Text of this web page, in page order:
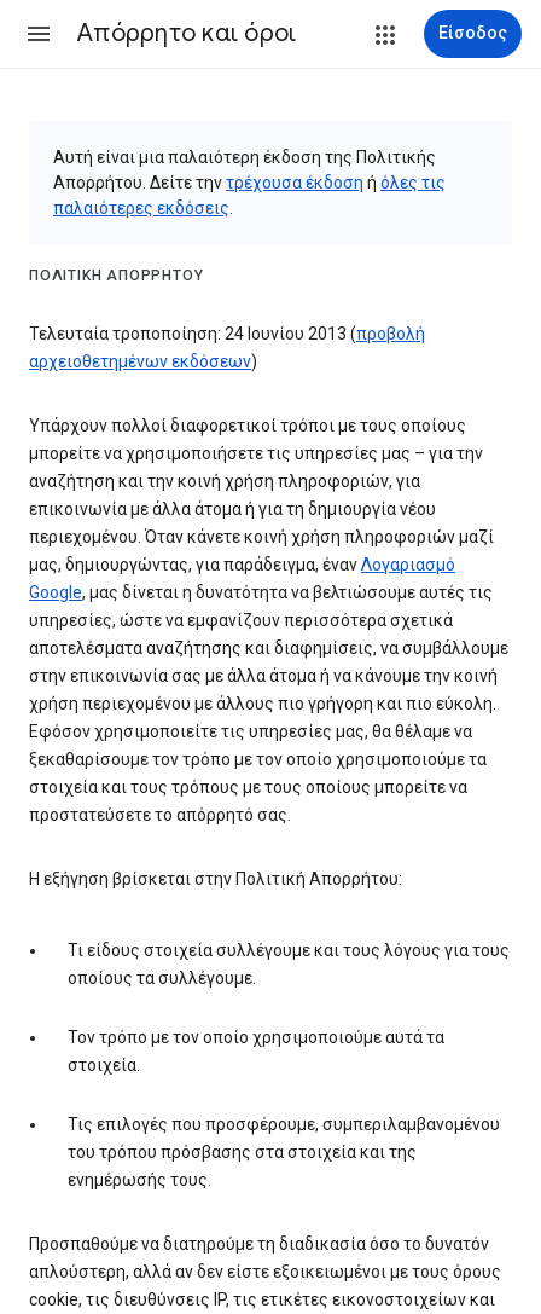
Απόρρητο και όροι Είσοδος
Αυτή είναι μια παλαιότερη έκδοση της Πολιτικής
Απορρήτου. Δείτε τηντρέχουσα έκδοση ή όλες τις
παλαιότερες εκδόσεις
ΠΟΛΙΤΙΚΉ ΑΠΟΡΡΉΤΟΥ
Τελευταία τροποποίηση: 24 Ιουνίου 2013 (προβολή
αρχειοθετημένων εκδόσεων)
Υπάρχουν πολλοί διαφορετικοί τρόποι με τους οποίους
μπορείτε να χρησιμοποιήσετε τις υπηρεσίες μας – για την
αναζήτηση και την κοινή χρήση πληροφοριών, για
επικοινωνία με άλλα άτομα ή για τη δημιουργία νέου
περιεχομένου. Όταν κάνετε κοινή χρήση πληροφοριών μαζί
μας, δημιουργώντας, για παράδειγμα, ένανΛογαριασμό
Google, μας δίνεται η δυνατότητα να βελτιώσουμε αυτές τις
υπηρεσίες, ώστε να εμφανίζουν περισσότερα σχετικά
αποτελέσματα αναζήτησης και διαφημίσεις, να συμβάλλουμε
στην επικοινωνία σας με άλλα άτομα ή να κάνουμε την κοινή
χρήση περιεχομένου με άλλους πιο γρήγορη και πιο εύκολη.
Εφόσον χρησιμοποιείτε τις υπηρεσίες μας, θα θέλαμε να
ξεκαθαρίσουμε τον τρόπο με τον οποίο χρησιμοποιούμε τα
στοιχεία και τους τρόπους με τους οποίους μπορείτε να
προστατεύσετε το απόρρητό σας.
Η εξήγηση βρίσκεται στην Πολιτική Απορρήτου:
Τι είδους στοιχεία συλλέγουμε και τους λόγους για τους
οποίους τα συλλέγουμε.
Τον τρόπο με τον οποίο χρησιμοποιούμε αυτά τα
στοιχεία.
Τις επιλογές που προσφέρουμε, συμπεριλαμβανομένου
του τρόπου πρόσβασης στα στοιχεία και της
ενημέρωσής τους.
Προσπαθούμε να διατηρούμε τη διαδικασία όσο το δυνατόν
απλούστερη, αλλά αν δεν είστε εξοικειωμένοι με τους όρους
cookie, τις διευθύνσεις IP, τις ετικέτες εικονοστοιχείων και